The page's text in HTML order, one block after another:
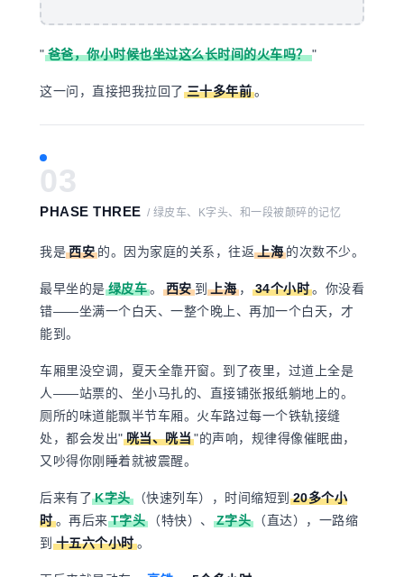
" 爸爸，你小时候也坐过这么长时间的火车吗？"
这一问，直接把我拉回了 三十多年前。
03
PHASE THREE / 绿皮车、K字头、和一段被颠碎的记忆
我是西安 的。因为家庭的关系，往返 上海 的次数不少。
最早坐的是 绿皮车。 西安到 上海 ， 34个小时。你没看
错——坐满一个白天、一整个晚上、再加一个白天，才
能到 。
车厢里没空调，夏天全靠开窗。到了夜里，过道上全是
人——站票的、坐小马扎的、直接铺张报纸躺地上的。
厕所的味道能飘半节车厢。火车路过每一个铁轨接缝
处，都会发出" 咣当、咣当"的声响，规律得像催眠曲，
又吵得你刚睡着就被震醒。
后来有了 K字头（快速列车），时间缩短到 20多个小
时。再后来 T字头 （特快）、 Z字头
（直达），一路缩
到 十五六个小时。